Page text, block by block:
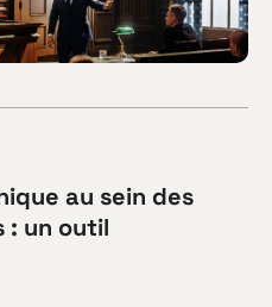
au sein des
: un outil